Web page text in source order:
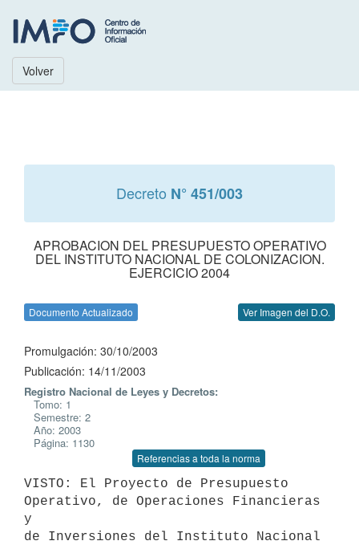
Volver
Decreto N° 451/003
APROBACION DEL PRESUPUESTO OPERATIVO
DEL INSTITUTO NACIONAL DE COLONIZACION.
EJERCICIO 2004
Documento Actualizado Ver Imagen del D.O.
Promulgación: 30/10/2003
Publicación: 14/11/2003
Registro Nacional de Leyes y Decretos:
Tomo: 1
Semestre: 2
Año: 2003
Página: 1130
Referencias a toda la norma
VISTO: El Proyecto de Presupuesto
Operativo, de Operaciones Financieras
y
de Inversiones del Instituto Nacional